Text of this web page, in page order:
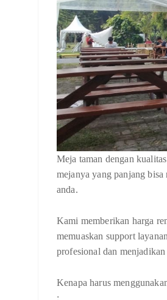
Meja taman dengan
mejanya yang panjang bisa
anda.
Kami memberikan harga
memuaskan support
profesional dan
Kenapa harus